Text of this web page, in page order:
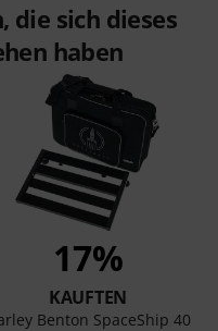
die sich dieses
haben
17%
KAUFTEN
Benton SpaceShip 40